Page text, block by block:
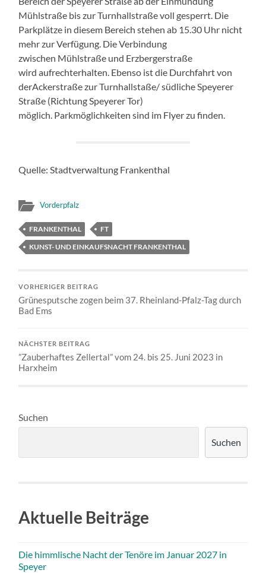
Mühlstraße bis zur Turnhallstraße voll gesperrt. Die
Parkplätze in diesem Bereich stehen ab 15.30 Uhr nicht
mehr zur Verfügung. Die Verbindung
zwischen Mühlstraße und Erzbergerstraße
wird aufrechterhalten. Ebenso ist die Durchfahrt von
derAckerstraße zur Turnhallstaße/ südliche Speyerer
Straße (Richtung Speyerer Tor)
möglich. Parkmöglichkeiten sind im Flyer zu finden.
Quelle: Stadtverwaltung Frankenthal
Vorderpfalz
FRANKENTHAL
FT
KUNST- UND EINKAUFSNACHT FRANKENTHAL
VORHERIGER BEITRAG
Grünesputsche zogen beim 37. Rheinland-Pfalz-Tag durch
Bad Ems
NÄCHSTER BEITRAG
”Zauberhaftes Zellertal” vom 24. bis 25. Juni 2023 in
Harxheim
Suchen
Suchen
Aktuelle Beiträge
Die himmlische Nacht der Tenöre im Januar 2027 in
Speyer